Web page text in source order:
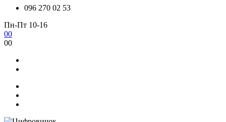
096 270 02 53
Пн-Пт 10-16
00
00